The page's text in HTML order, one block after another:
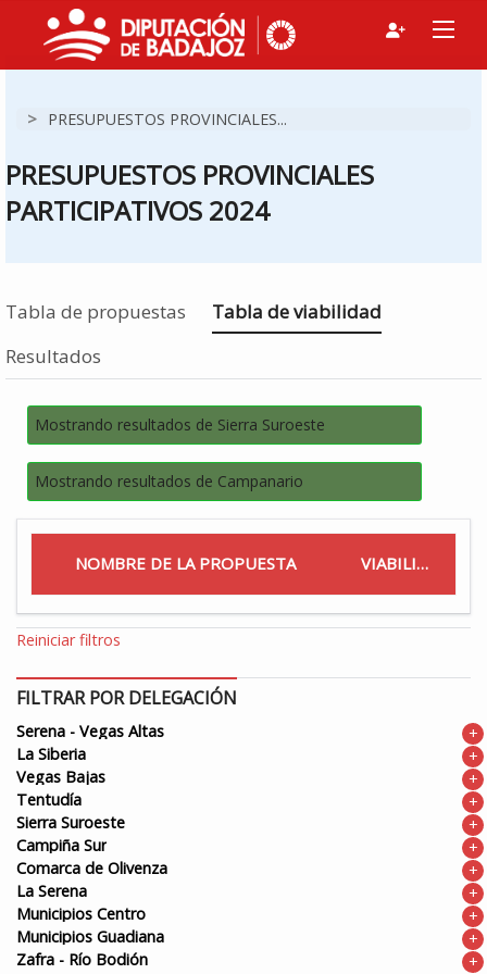
> PRESUPUESTOS PROVINCIALES...
PRESUPUESTOS PROVINCIALES
PARTICIPATIVOS 2024
Tabla de propuestas Estás en
Tabla de viabilidad
Resultados
Mostrando resultados de Sierra Suroeste
Mostrando resultados de Campanario
NOMBRE DE LA PROPUESTA VIABILIDAD
Reiniciar filtros
FILTRAR POR DELEGACIÓN